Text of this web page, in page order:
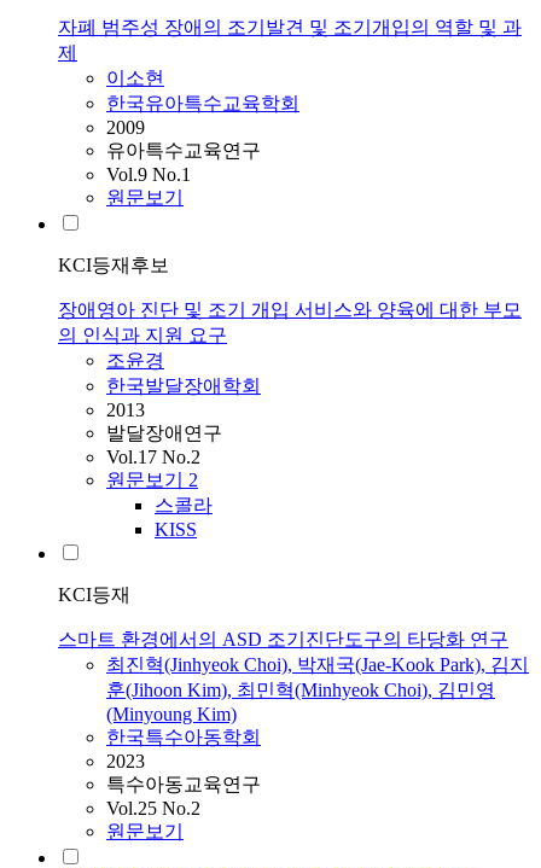
자폐 범주성 장애의 조기발견 및 조기개입의 역할 및 과
제
이소현
한국유아특수교육학회
2009
유아특수교육연구
Vol.9 No.1
원문보기
KCI등재후보
장애영아 진단 및 조기 개입 서비스와 양육에 대한 부모
의 인식과 지원 요구
조윤경
한국발달장애학회
2013
발달장애연구
Vol.17 No.2
원문보기 2
스콜라
KISS
KCI등재
스마트 환경에서의 ASD 조기진단도구의 타당화 연구
최진혁(Jinhyeok Choi), 박재국(Jae-Kook Park), 김지
훈(Jihoon Kim), 최민혁(Minhyeok Choi), 김민영
(Minyoung Kim)
한국특수아동학회
2023
특수아동교육연구
Vol.25 No.2
원문보기